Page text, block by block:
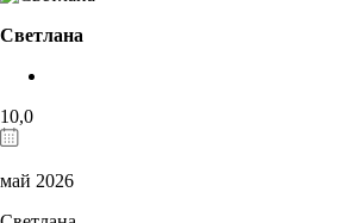
Светлана
10,0
май 2026